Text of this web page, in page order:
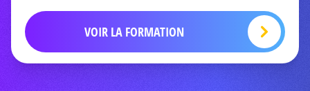
VOIR LA FORMATION